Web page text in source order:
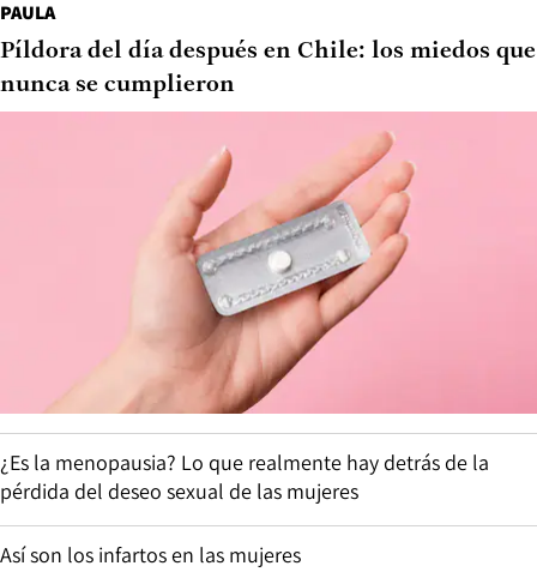
PAULA
Píldora del día después en Chile: los miedos que
nunca se cumplieron
¿Es la menopausia? Lo que realmente hay detrás de la
pérdida del deseo sexual de las mujeres
Así son los infartos en las mujeres